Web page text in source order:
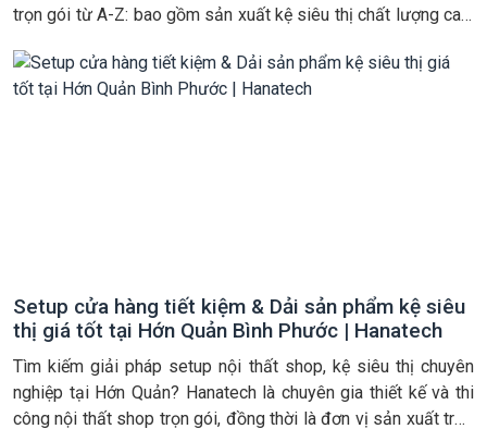
trọn gói từ A-Z: bao gồm sản xuất kệ siêu thị chất lượng cao,
đồng bộ hóa […]
Setup cửa hàng tiết kiệm & Dải sản phẩm kệ siêu
thị giá tốt tại Hớn Quản Bình Phước | Hanatech
Tìm kiếm giải pháp setup nội thất shop, kệ siêu thị chuyên
nghiệp tại Hớn Quản? Hanatech là chuyên gia thiết kế và thi
công nội thất shop trọn gói, đồng thời là đơn vị sản xuất trực